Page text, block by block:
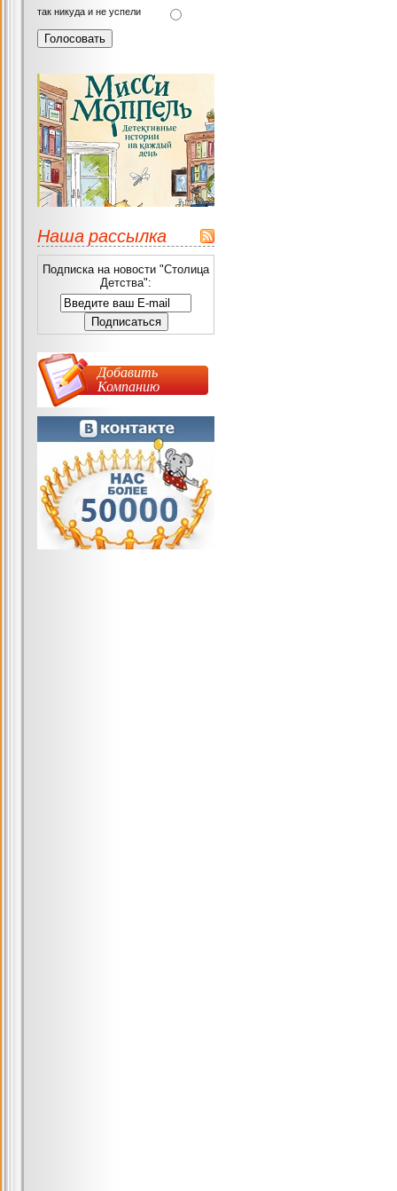
так никуда и не успели
Наша рассылка
Подписка на новости "Столица
Детства":
Добавить
Компанию